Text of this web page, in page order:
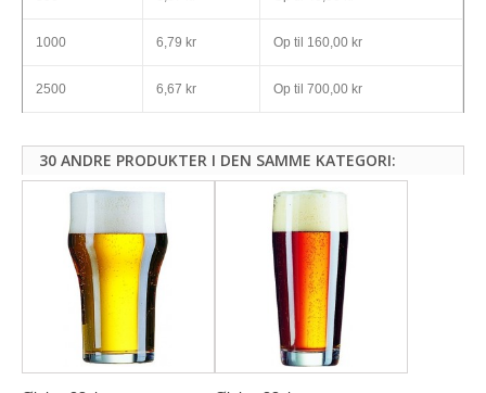
1000 6,79 kr Op til 160,00 kr
2500 6,67 kr Op til 700,00 kr
30 ANDRE PRODUKTER I DEN SAMME KATEGORI: